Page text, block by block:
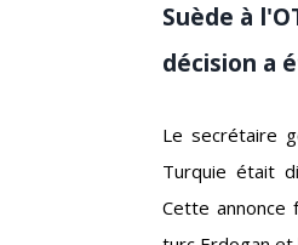
Suède à
décision a
Le secrétaire
Turquie était
Cette